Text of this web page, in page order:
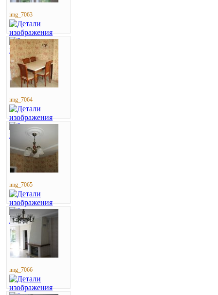
img_7063
img_7064
img_7065
img_7066